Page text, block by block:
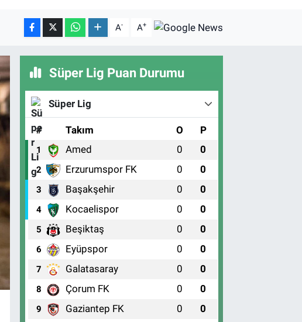
A- A+
Süper Lig Puan Durumu
Süper Lig
# Takım O P
1 Amed 0 0
2 Erzurumspor FK 0 0
3 Başakşehir 0 0
4 Kocaelispor 0 0
5 Beşiktaş 0 0
6 Eyüpspor 0 0
7 Galatasaray 0 0
8 Çorum FK 0 0
9 Gaziantep FK 0 0